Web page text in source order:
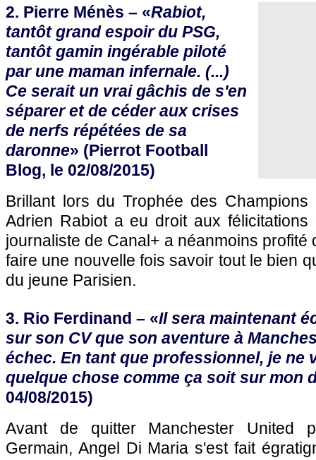
2. Pierre Ménès – «Rabiot,
tantôt grand espoir du PSG,
tantôt gamin ingérable piloté
par une maman infernale. (...)
Ce serait un vrai gâchis de s'en
séparer et de céder aux crises
de nerfs répétées de sa
daronne» (Pierrot Football
Blog, le 02/08/2015)
Brillant lors du Trophée des Champions
Adrien Rabiot a eu droit aux
journaliste de Canal+ a néanmoins profité
faire une nouvelle fois savoir tout le bien
du jeune Parisien.
3. Rio Ferdinand – «Il sera maintenant
sur son CV que son aventure à
échec. En tant que professionnel, je ne
quelque chose comme ça soit sur mon
04/08/2015)
Avant de quitter Manchester United
Germain, Angel Di Maria s'est fait